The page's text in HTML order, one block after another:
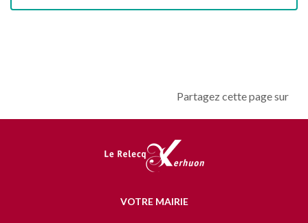
Partagez cette page sur
VOTRE MAIRIE